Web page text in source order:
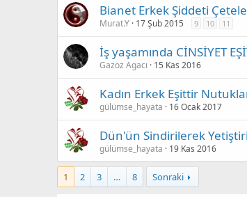
Bianet Erkek Şiddeti
Murat.Y 17 Şub 2015 9 10 11
İş yaşamında CİNSİYET
Gazoz Agacı 15 Kas 2016
Kadın Erkek Eşittir
gülümse_hayata 16 Ocak 2017
Dün'ün Sindirilerek
gülümse_hayata 19 Kas 2016
1 2 3 … 8 Sonraki